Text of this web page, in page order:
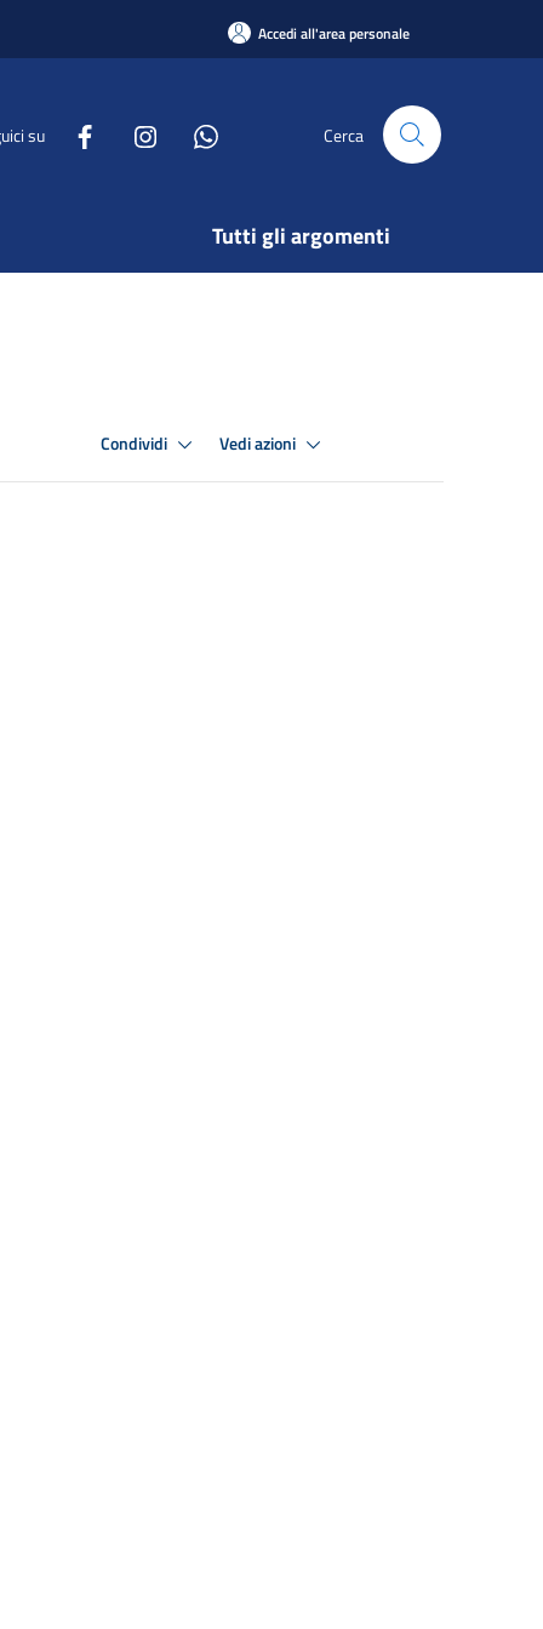
Accedi all'area personale
su Cerca
Tutti gli argomenti
Condividi Vedi azioni